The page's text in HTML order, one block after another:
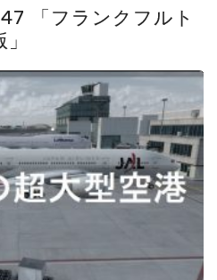
「フランクフルト